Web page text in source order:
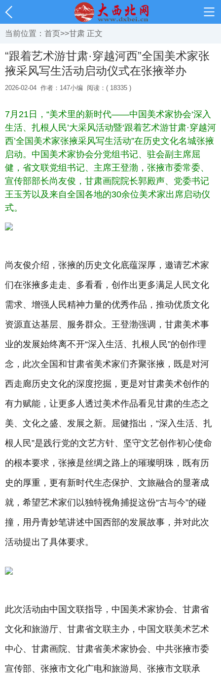
当前位置： 首页>>甘肃 正文
“跟着艺术游甘肃·穿越河西”全国美术家张
掖采风写生活动启动仪式在张掖举办
2026-02-04 作者：147小编 阅读：( 18335 )
7月21日，“美术里的新时代——中国美术家协会‘深入
生活、扎根人民’大采风活动暨‘跟着艺术游甘肃·穿越河
西’全国美术家张掖采风写生活动”在历史文化名城张掖
启动。中国美术家协会分党组书记、驻会副主席屈
健，省文联党组书记、主席王登渤，张掖市委常委、
宣传部部长尚友俊，甘肃画院院长郭殿声、党委书记
王玉芳以及来自全国各地的30余位美术家出席启动仪
式。
尚友俊介绍，张掖的历史文化底蕴深厚，邀请艺术家
们在张掖多走走、多看看，创作出更多满足人民文化
需求、增强人民精神力量的优秀作品，推动优质文化
资源直达基层、服务群众。王登渤强调，甘肃美术事
业的发展始终离不开“深入生活、扎根人民”的创作理
念，此次全国和甘肃省美术家们齐聚张掖，既是对河
西走廊历史文化的深度挖掘，更是对甘肃美术创作的
有力赋能，让更多人透过美术作品看见甘肃的生态之
美、文化之盛、发展之新。屈健指出，“深入生活、扎
根人民”是践行党的文艺方针、坚守文艺创作初心使命
的根本要求，张掖是丝绸之路上的璀璨明珠，既有历
史的厚重，更有新时代生态保护、文旅融合的显著成
就，希望艺术家们以独特视角捕捉这份“古与今”的碰
撞，用丹青妙笔讲述中国西部的发展故事，并对此次
活动提出了具体要求。
此次活动由中国文联指导，中国美术家协会、甘肃省
文化和旅游厅、甘肃省文联主办，中国文联美术艺术
中心、甘肃画院、甘肃省美术家协会、中共张掖市委
宣传部、张掖市文化广电和旅游局、张掖市文联承